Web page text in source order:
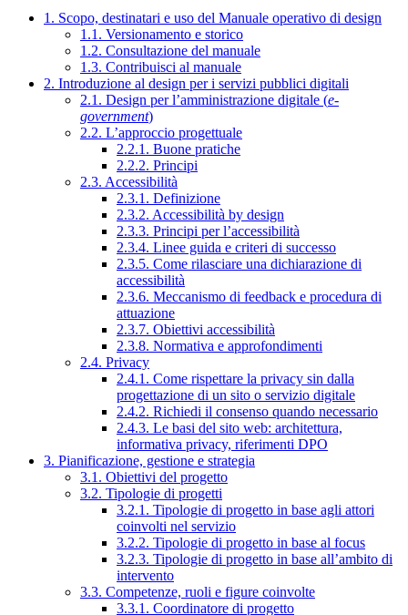
1. Scopo, destinatari e uso del Manuale operativo di design
1.1. Versionamento e storico
1.2. Consultazione del manuale
1.3. Contribuisci al manuale
2. Introduzione al design per i servizi pubblici digitali
2.1. Design per l’amministrazione digitale (e-
government)
2.2. L’approccio progettuale
2.2.1. Buone pratiche
2.2.2. Principi
2.3. Accessibilità
2.3.1. Definizione
2.3.2. Accessibilità by design
2.3.3. Principi per l’accessibilità
2.3.4. Linee guida e criteri di successo
2.3.5. Come rilasciare una dichiarazione di
accessibilità
2.3.6. Meccanismo di feedback e procedura di
attuazione
2.3.7. Obiettivi accessibilità
2.3.8. Normativa e approfondimenti
2.4. Privacy
2.4.1. Come rispettare la privacy sin dalla
progettazione di un sito o servizio digitale
2.4.2. Richiedi il consenso quando necessario
2.4.3. Le basi del sito web: architettura,
informativa privacy, riferimenti DPO
3. Pianificazione, gestione e strategia
3.1. Obiettivi del progetto
3.2. Tipologie di progetti
3.2.1. Tipologie di progetto in base agli attori
coinvolti nel servizio
3.2.2. Tipologie di progetto in base al focus
3.2.3. Tipologie di progetto in base all’ambito di
intervento
3.3. Competenze, ruoli e figure coinvolte
3.3.1. Coordinatore di progetto